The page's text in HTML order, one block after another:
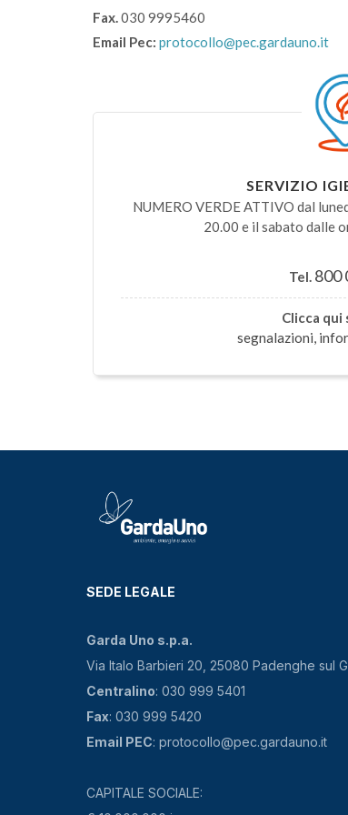
Fax.030 9995460
Email Pec: protocollo@pec.gardauno.it
SERVIZIO
NUMERO VERDE ATTIVO dal
20.00 e il sabato dalle
Tel. 800
Clicca
segnalazioni,
SEDE LEGALE
Garda Uno s.p.a.
Via Italo Barbieri 20, 25080 Padenghe sul
Centralino: 030 999 5401
Fax: 030 999 5420
Email PEC: protocollo@pec.gardauno.it
CAPITALE SOCIALE: